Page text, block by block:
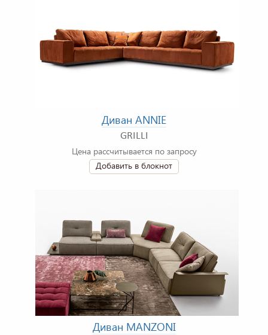
Диван ANNIE
GRILLI
Цена рассчитывается по запросу
Добавить в блокнот
Диван MANZONI